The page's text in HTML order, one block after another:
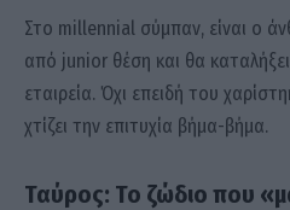
Στο millennial σύμπαν, είναι ο
από junior θέση και θα
εταιρεία. Όχι επειδή του
χτίζει την επιτυχία βήμα-βήμα.
Ταύρος: Το ζώδιο που